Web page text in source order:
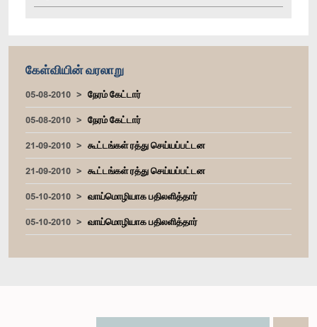
கேள்வியின் வரலாறு
05-08-2010
நேரம் கேட்டார்
05-08-2010
நேரம் கேட்டார்
21-09-2010
கூட்டங்கள் ரத்து செய்யப்பட்டன
21-09-2010
கூட்டங்கள் ரத்து செய்யப்பட்டன
05-10-2010
வாய்மொழியாக பதிலளித்தார்
05-10-2010
வாய்மொழியாக பதிலளித்தார்